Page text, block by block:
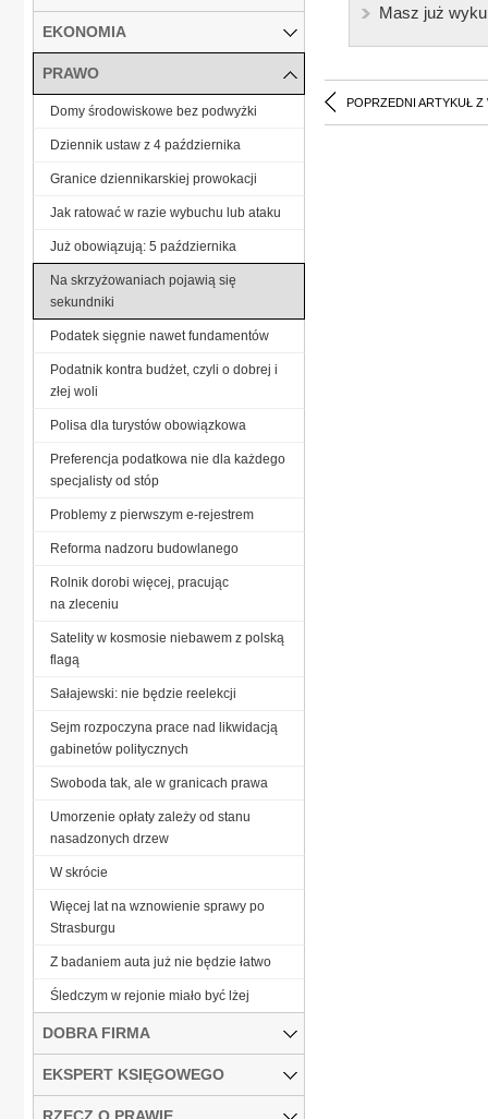
Masz już
POPRZEDNI ARTYKUŁ Z
EKONOMIA
PRAWO
Domy środowiskowe bez podwyżki
Dziennik ustaw z 4 października
Granice dziennikarskiej prowokacji
Jak ratować w razie wybuchu lub ataku
Już obowiązują: 5 października
Na skrzyżowaniach pojawią się
sekundniki
Podatek sięgnie nawet fundamentów
Podatnik kontra budżet, czyli o dobrej i
złej woli
Polisa dla turystów obowiązkowa
Preferencja podatkowa nie dla każdego
specjalisty od stóp
Problemy z pierwszym e-rejestrem
Reforma nadzoru budowlanego
Rolnik dorobi więcej, pracując
na zleceniu
Satelity w kosmosie niebawem z polską
flagą
Sałajewski: nie będzie reelekcji
Sejm rozpoczyna prace nad likwidacją
gabinetów politycznych
Swoboda tak, ale w granicach prawa
Umorzenie opłaty zależy od stanu
nasadzonych drzew
W skrócie
Więcej lat na wznowienie sprawy po
Strasburgu
Z badaniem auta już nie będzie łatwo
Śledczym w rejonie miało być lżej
DOBRA FIRMA
EKSPERT KSIĘGOWEGO
RZECZ O PRAWIE